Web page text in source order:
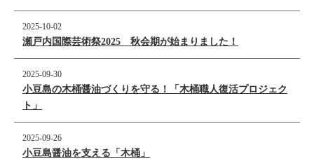
2025-10-02
瀬戸内国際芸術祭2025 秋会期が始まりました！
2025-09-30
小豆島の木桶醤油づくりを守る！「木桶職人復活プロジェク
ト」
2025-09-26
小豆島醤油を支える「木桶」